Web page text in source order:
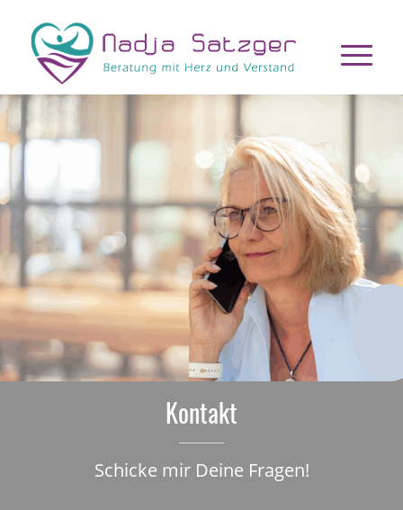
Kontakt
Schicke mir Deine Fragen!